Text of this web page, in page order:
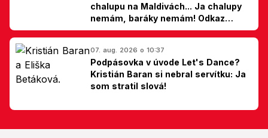
chalupu na Maldivách... Ja chalupy
nemám, baráky nemám! Odkaz
Slovákom
07. aug. 2026 o 10:37
Podpásovka v úvode Let's Dance?
Kristián Baran si nebral servítku: Ja
som stratil slová!